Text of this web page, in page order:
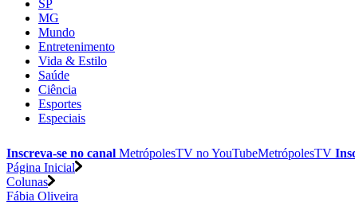
SP
MG
Mundo
Entretenimento
Vida & Estilo
Saúde
Ciência
Esportes
Especiais
Inscreva-se no canal MetrópolesTV noYouTubeMetrópolesTV
Página Inicial
Colunas
Fábia Oliveira